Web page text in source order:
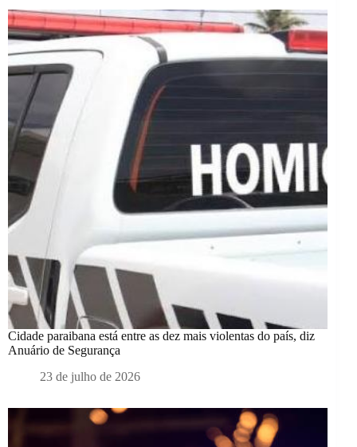
Cidade paraibana está entre as dez mais violentas do país, diz
Anuário de Segurança
23 de julho de 2026